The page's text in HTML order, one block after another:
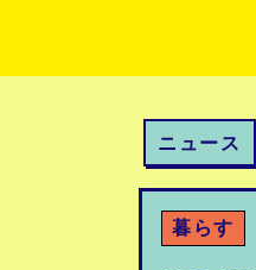
ニュース
暮らす